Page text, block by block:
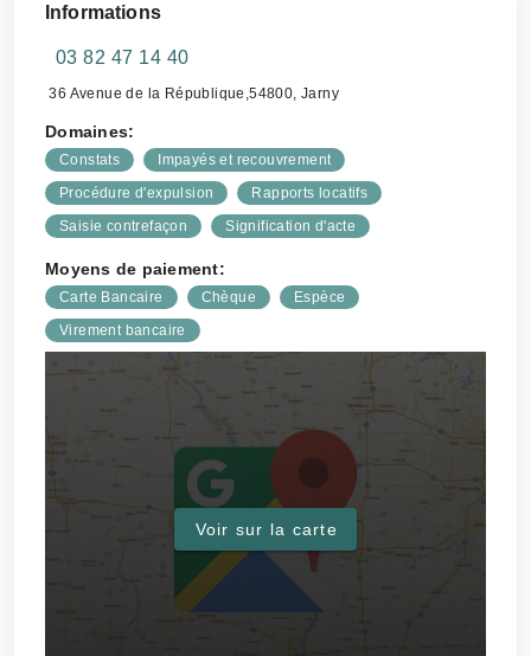
Informations
03 82 47 14 40
36 Avenue de la République,54800, Jarny
Domaines:
Constats
Impayés et recouvrement
Procédure d'expulsion
Rapports locatifs
Saisie contrefaçon
Signification d'acte
Moyens de paiement:
Carte Bancaire Chèque
Espèce
Virement bancaire
Voir sur la carte